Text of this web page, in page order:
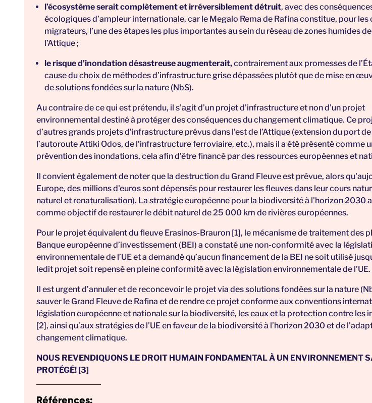
l’écosystème serait complètement et irréversiblement détruit, avec des
écologiques d’ampleur internationale, car le Megalo Rema de Rafina constitue, pour les
migrateurs, l’une des étapes les plus importantes au sein du réseau de zones humides de
l’Attique ;
le risque d’inondation désastreuse augmenterait,contrairement aux promesses de
cause du choix de méthodes d’infrastructure grise dépassées plutôt que de mise en
desolutions fondées sur la nature (NbS).
Au contraire de ce qui est prétendu, il s’agit d’un projet d’infrastructure et non d’un projet
environnemental destiné à protéger des conséquences du changement climatique. Ce
d’autres grands projets d’infrastructure prévus dans l’est de l’Attique (extension du port
l’autoroute Attiki Odos, de l’infrastructure ferroviaire, etc.), mais il a été présenté comme
prévention des inondations, cela afin d’être financé par des ressources européennes et
Il convient également de noter que la destruction du Grand Fleuve est prévue, alors
Europe, des millions d'euros sont dépensés pour restaurer les fleuves dans leur cours
naturel et renaturalisation). La stratégie européenne pour la biodiversité à l'horizon 2030
comme objectif de restaurer le débit naturel de 25 000 km de rivières européennes.
Pour le projet équivalent du fleuve Erasinos-Brauron [1], le mécanisme de traitement des
Banque européenne d’investissement (BEI) a constaté une non-conformitéavec la
environnementale de l’UE et a demandé qu’aucun financement de la BEI ne soit utilisé
ledit projet soit repensé en pleine conformité avec la législation environnementale de l’UE.
Il est urgent d’annuler et de reconcevoir le projet via des solutions fondées sur la nature
sauver le Grand Fleuve de Rafina et de rendre ce projet conforme aux conventions
législation européenne et nationale sur la biodiversité, les eaux et la protection contre les
[2], ainsi qu’aux stratégies de l’UE en faveur de la biodiversité à l’horizon 2030etde
changement climatique.
NOUS REVENDIQUONS LE DROIT HUMAIN FONDAMENTAL À UN ENVIRONNEMENT
PROTÉGÉ! [3]
Références: